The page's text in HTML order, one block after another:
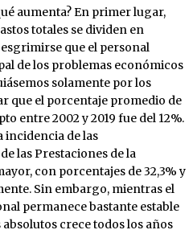
aumenta? En primer lugar,
totales se dividen en
que el personal
de los problemas económicos
solamente por los
que el porcentaje promedio de
entre 2002 y 2019 fue del 12%.
incidencia de las
las Prestaciones de la
con porcentajes de 32,3% y
Sin embargo, mientras el
permanece bastante estable
crece todos los años